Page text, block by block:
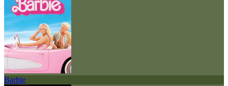
Barbie